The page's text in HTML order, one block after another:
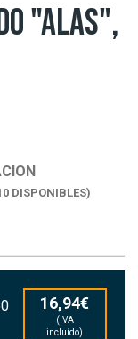
"ALAS",
DISPONIBLES)
16,94€
(IVA
incluído)